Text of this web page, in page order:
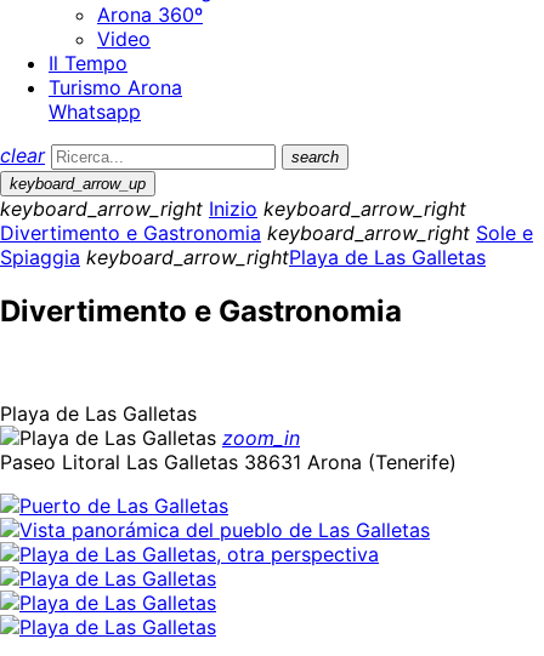
Arona 360º
Video
Il Tempo
Turismo Arona
Whatsapp
clear
search
keyboard_arrow_up
keyboard_arrow_right Inizio keyboard_arrow_right
Divertimento e Gastronomia keyboard_arrow_right Sole e
Spiaggia keyboard_arrow_rightPlaya de Las Galletas
Divertimento e Gastronomia
Playa de Las Galletas
zoom_in
Paseo Litoral Las Galletas 38631 Arona (Tenerife)